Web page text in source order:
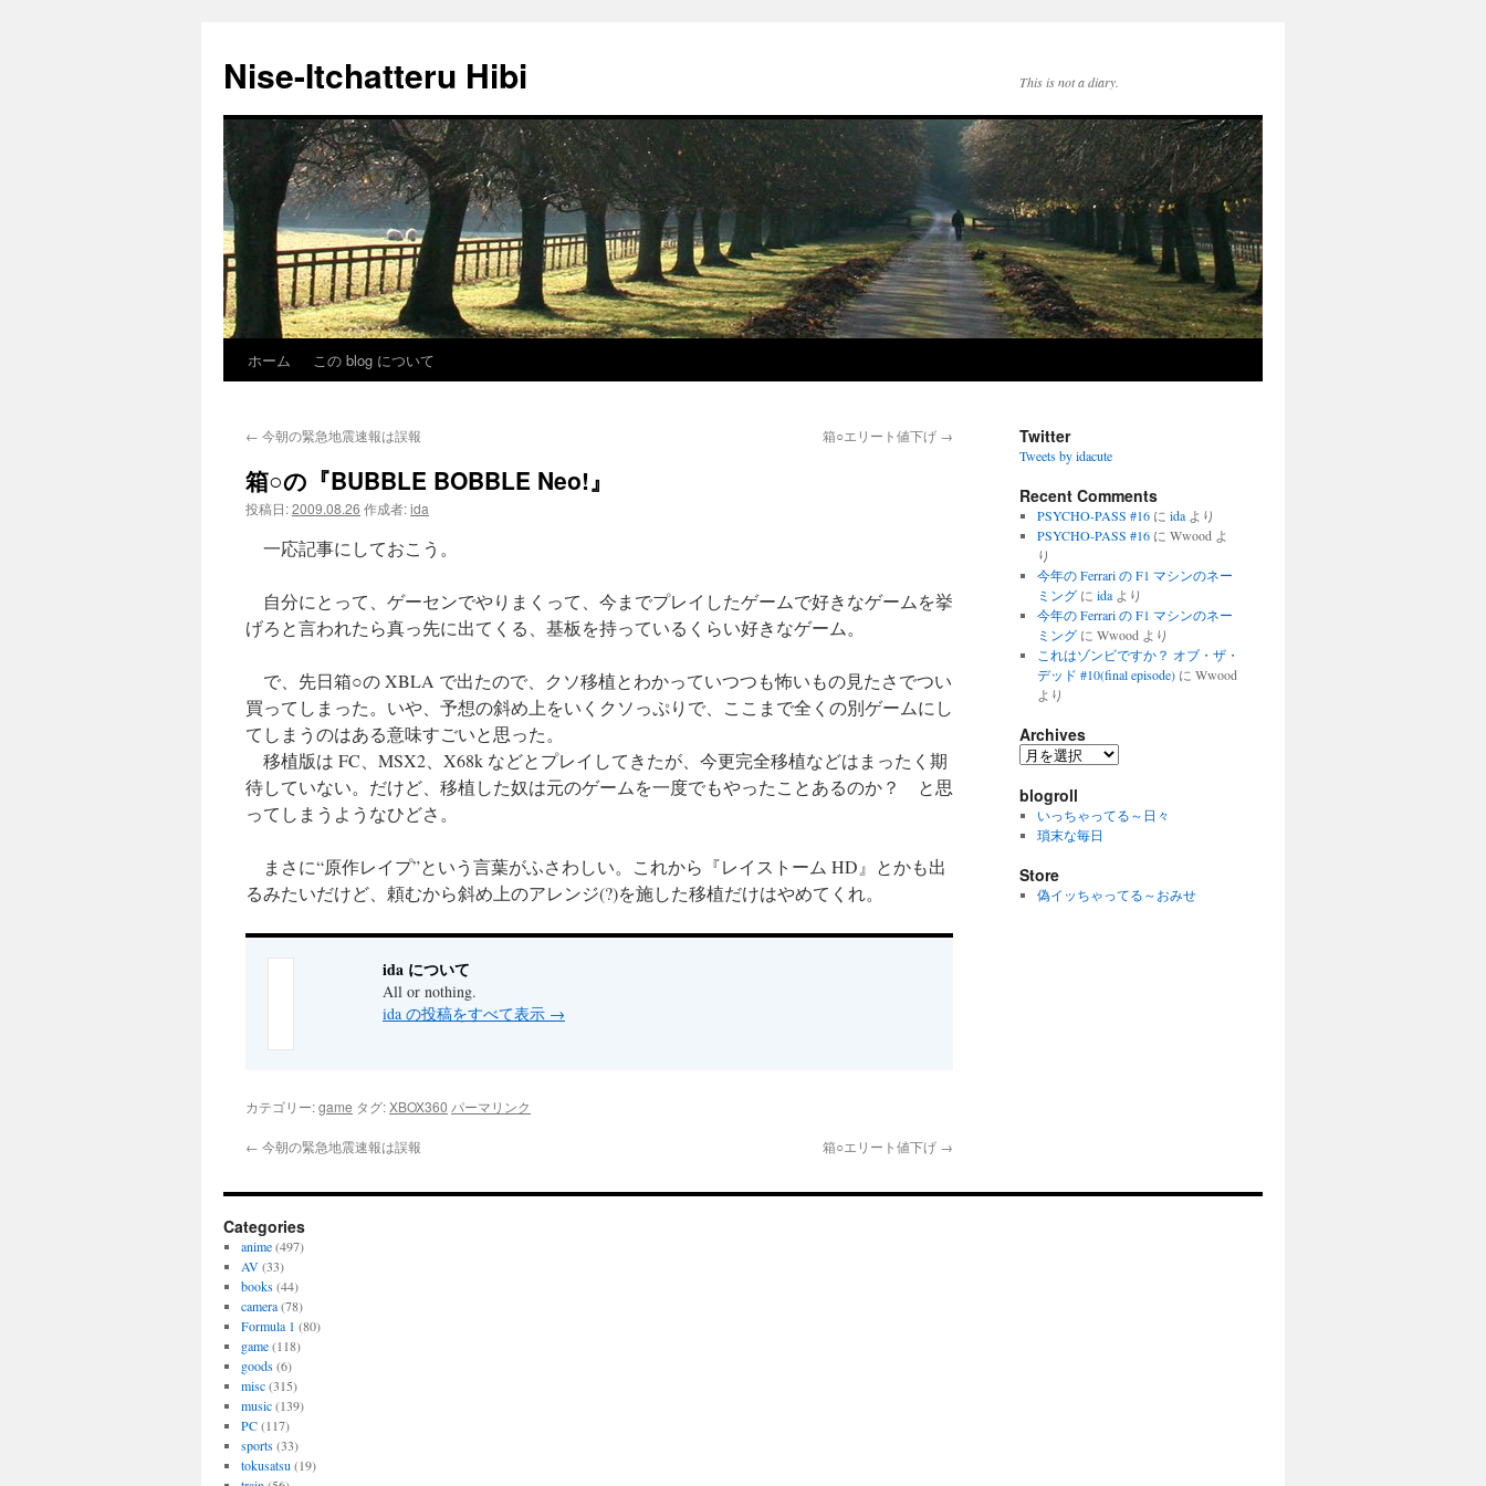
Nise-Itchatteru Hibi This is not a diary.
ン
ホーム この blog について
← 今朝の緊急地震速報は誤報 箱○エリート値下げ →
箱○の『BUBBLE BOBBLE Neo!』
投稿日:2009.08.26 作成者:ida
一応記事にしておこう。
自分にとって、ゲーセンでやりまくって、今までプレイしたゲームで好きなゲームを挙
げろと言われたら真っ先に出てくる、基板を持っているくらい好きなゲーム。
で、先日箱○の XBLA で出たので、クソ移植とわかっていつつも怖いもの見たさでつい
買ってしまった。いや、予想の斜め上をいくクソっぷりで、ここまで全くの別ゲームにし
てしまうのはある意味すごいと思った。
移植版は FC、MSX2、X68k などとプレイしてきたが、今更完全移植などはまったく期
待していない。だけど、移植した奴は元のゲームを一度でもやったことあるのか？ と思
ってしまうようなひどさ。
まさに“原作レイプ”という言葉がふさわしい。これから『レイストーム HD』とかも出
るみたいだけど、頼むから斜め上のアレンジ(?)を施した移植だけはやめてくれ。
ida について
All or nothing.
ida の投稿をすべて表示 →
カテゴリー:game タグ:XBOX360 パーマリンク
← 今朝の緊急地震速報は誤報 箱○エリート値下げ →
Twitter
Tweets by idacute
Recent Comments
PSYCHO-PASS #16に idaより
PSYCHO-PASS #16に Wwood よ
り
今年の Ferrari の F1 マシンのネー
ミングに idaより
今年の Ferrari の F1 マシンのネー
ミングに Wwood より
これはゾンビですか？ オブ・ザ・
デッド #10(final episode)に Wwood
より
Archives
Archives
blogroll
いっちゃってる～日々
瑣末な毎日
Store
偽イッちゃってる～おみせ
Categories
anime(497)
AV(33)
books(44)
camera(78)
Formula 1 (80)
game(118)
goods(6)
misc(315)
music(139)
PC(117)
sports(33)
tokusatsu (19)